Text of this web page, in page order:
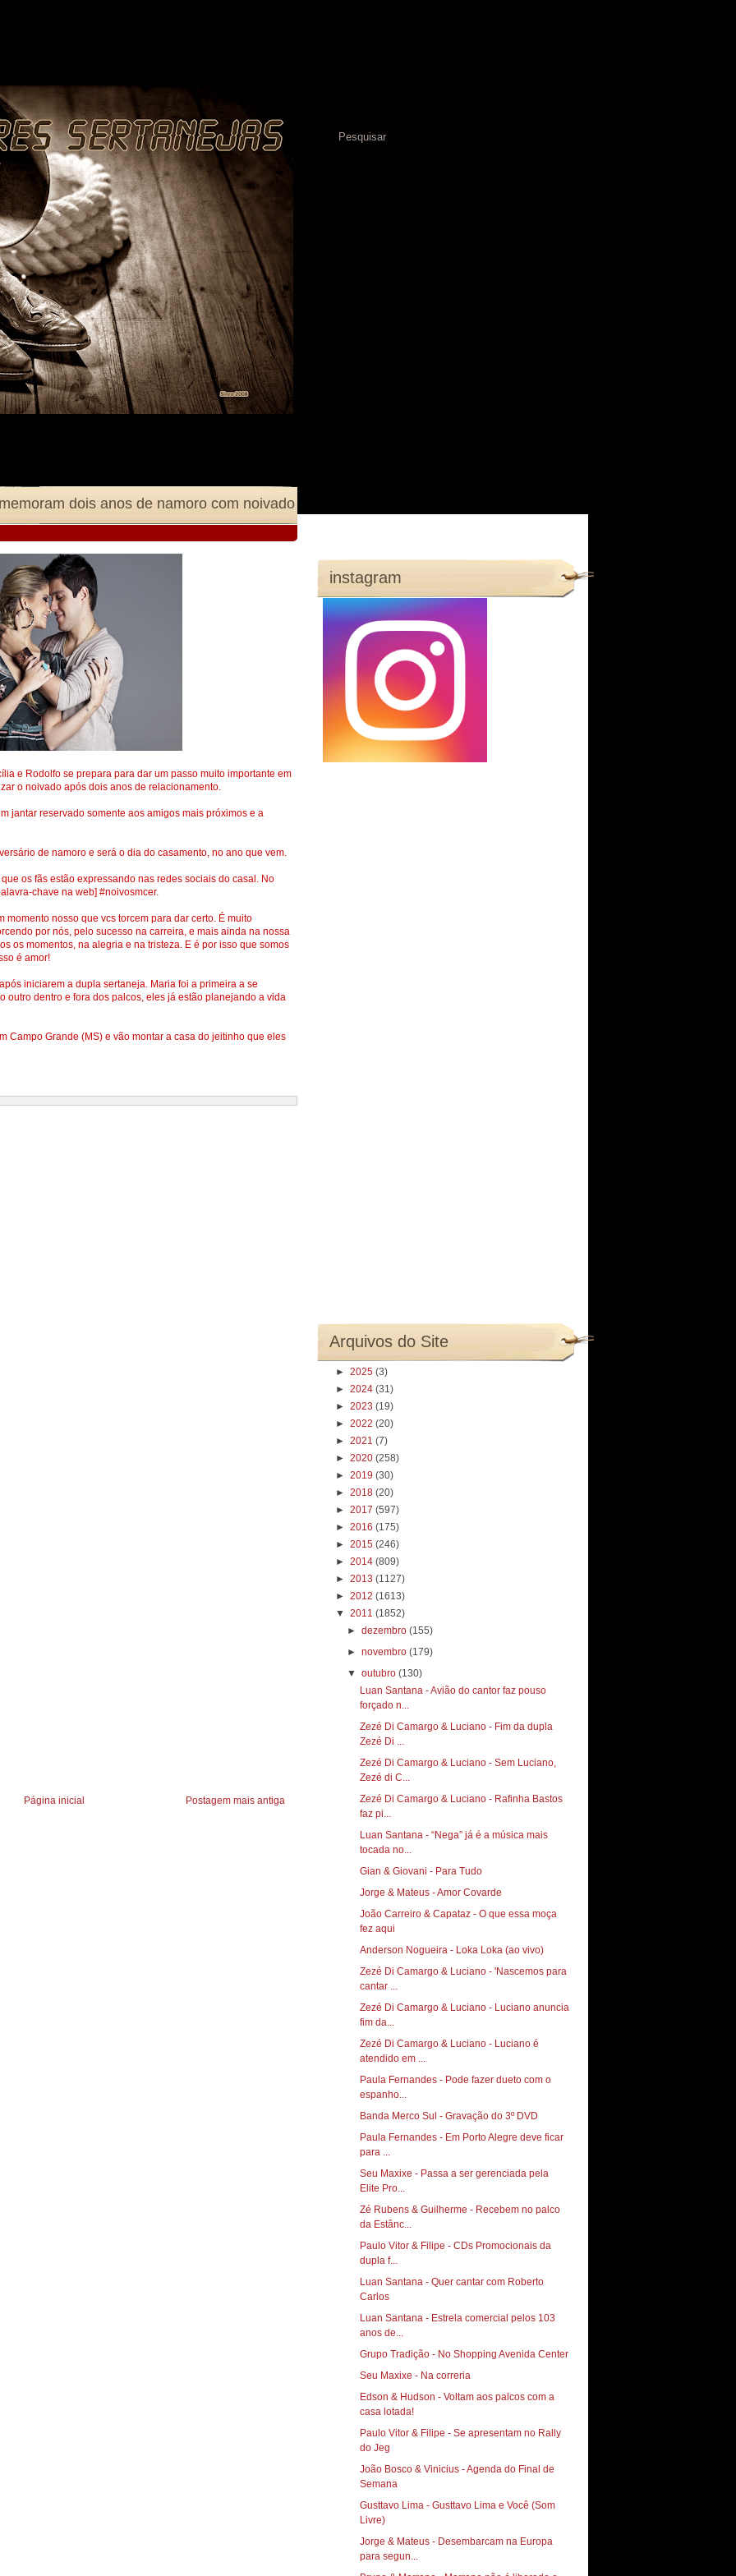
dois anos de namoro com noivado
e Rodolfo se prepara para dar um passo muito importante em
o noivado após dois anos de relacionamento.
jantar reservado somente aos amigos mais próximos e a
de namoro e será o dia do casamento, no ano que vem.
os fãs estão expressando nas redes sociais do casal. No
chave na web] #noivosmcer.
momento nosso que vcs torcem para dar certo. É muito
por nós, pelo sucesso na carreira, e mais ainda na nossa
os momentos, na alegria e na tristeza. E é por isso que somos
é amor!
iniciarem a dupla sertaneja. Maria foi a primeira a se
outro dentro e fora dos palcos, eles já estão planejando a vida
Campo Grande (MS) e vão montar a casa do jeitinho que eles
Postagem mais antiga
Página inicial
instagram
Arquivos do Site
► 2025 (3)
► 2024 (31)
► 2023 (19)
► 2022 (20)
► 2021 (7)
► 2020 (258)
► 2019 (30)
► 2018 (20)
► 2017 (597)
► 2016 (175)
► 2015 (246)
► 2014 (809)
► 2013 (1127)
► 2012 (1613)
▼ 2011 (1852)
►dezembro(155)
►novembro(179)
▼outubro(130)
Luan Santana - Avião do cantor faz pouso
forçado n...
Zezé Di Camargo & Luciano - Fim da dupla
Zezé Di ...
Zezé Di Camargo & Luciano - Sem Luciano,
Zezé di C...
Zezé Di Camargo & Luciano - Rafinha Bastos
faz pi...
Luan Santana - “Nega” já é a música mais
tocada no...
Gian & Giovani - Para Tudo
Jorge & Mateus - Amor Covarde
João Carreiro & Capataz - O que essa moça
fez aqui
Anderson Nogueira - Loka Loka (ao vivo)
Zezé Di Camargo & Luciano - 'Nascemos para
cantar ...
Zezé Di Camargo & Luciano - Luciano anuncia
fim da...
Zezé Di Camargo & Luciano - Luciano é
atendido em ...
Paula Fernandes - Pode fazer dueto com o
espanho...
Banda Merco Sul - Gravação do 3º DVD
Paula Fernandes - Em Porto Alegre deve ficar
para ...
Seu Maxixe - Passa a ser gerenciada pela
Elite Pro...
Zé Rubens & Guilherme - Recebem no palco
da Estânc...
Paulo Vitor & Filipe - CDs Promocionais da
dupla f...
Luan Santana - Quer cantar com Roberto
Carlos
Luan Santana - Estrela comercial pelos 103
anos de...
Grupo Tradição - No Shopping Avenida Center
Seu Maxixe - Na correria
Edson & Hudson - Voltam aos palcos com a
casa lotada!
Paulo Vitor & Filipe - Se apresentam no Rally
João Bosco & Vinicius - Agenda do Final de
Semana
Gusttavo Lima - Gusttavo Lima e Você (Som
Livre)
Jorge & Mateus - Desembarcam na Europa
para segun...